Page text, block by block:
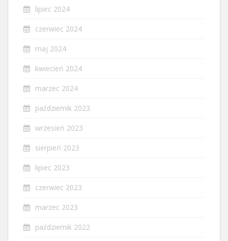
lipiec 2024
czerwiec 2024
maj 2024
kwiecień 2024
marzec 2024
październik 2023
wrzesień 2023
sierpień 2023
lipiec 2023
czerwiec 2023
marzec 2023
październik 2022